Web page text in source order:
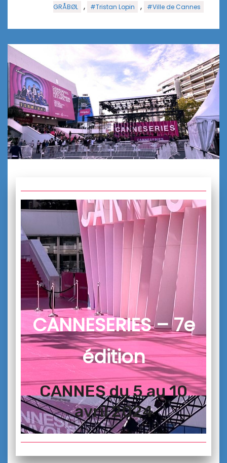
GRÅBØL
, #Tristan Lopin , #Ville de Cannes
CANNESERIES – 7e
édition
CANNES du 5 au 10
avril 2024